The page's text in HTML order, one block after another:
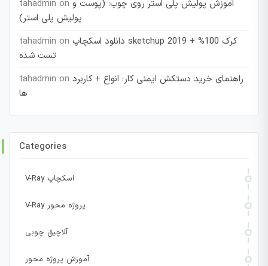
tahadmin on آموزش پولیش پلی استر روی چوب: (پوست و
پولیش پلی استر)
tahadmin on دانلود اسکچاپ sketchup 2019 + کرک 100%
تست شده
tahadmin on راهنمای خرید دستکش ایمنی کار: انواع + کاربرد
ها
Categories
V-Ray اسکچاپ
V-Ray پروژه محور
آلاچیق چوبی
آموزش پروژه محور